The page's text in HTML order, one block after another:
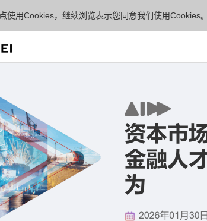
使用Cookies，继续浏览表示您同意我们使用Cookies。